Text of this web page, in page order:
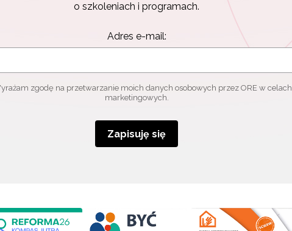
o szkoleniach i programach.
Adres e-mail:
zgodę na przetwarzanie moich danych osobowych przez ORE w celach
marketingowych.
Zapisuję się